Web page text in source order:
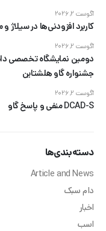
کاربرد افزودنی‌ها در سیلاژ
آگوست 2, 2026
دومین نمایشگاه تخصصی
جشنواره گاو هلشتاین
آگوست 2, 2026
DCAD-S منفی و پاسخ گاو
آگوست 2, 2026
دسته‌بندی‌ها
Article and News
دام سبک
اخبار
اسب